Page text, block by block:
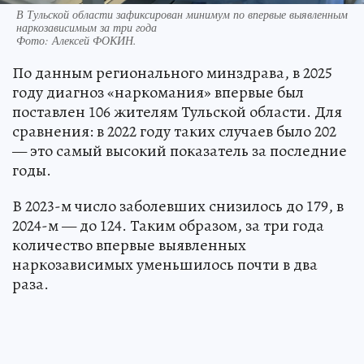
В Тульской области зафиксирован минимум по впервые выявленным
наркозависимым за три года
Фото:Алексей ФОКИН.
По данным регионального минздрава, в 2025
году диагноз «наркомания» впервые был
поставлен 106 жителям Тульской области. Для
сравнения: в 2022 году таких случаев было 202
— это самый высокий показатель за последние
годы.
В 2023-м число заболевших снизилось до 179, в
2024-м — до 124. Таким образом, за три года
количество впервые выявленных
наркозависимых уменьшилось почти в два
раза.